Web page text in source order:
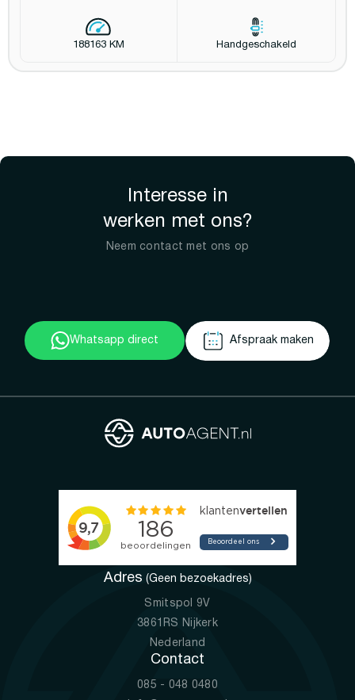
188163 KM Handgeschakeld
Interesse in
werken met ons?
Neem contact met ons op
Whatsapp direct Afspraak maken
Adres (Geen bezoekadres)
Smitspol 9V
3861RS Nijkerk
Nederland
Contact
085 - 048 0480